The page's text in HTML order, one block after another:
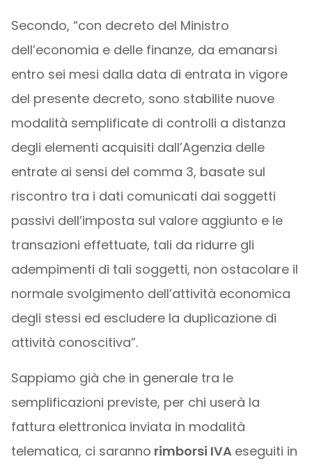
Secondo, “con decreto del Ministro
dell’economia e delle finanze, da emanarsi
entro sei mesi dalla data di entrata in vigore
del presente decreto, sono stabilite nuove
modalità semplificate di controlli a distanza
degli elementi acquisiti dall’Agenzia delle
entrate ai sensi del comma 3, basate sul
riscontro tra i dati comunicati dai soggetti
passivi dell’imposta sul valore aggiunto e le
transazioni effettuate, tali da ridurre gli
adempimenti di tali soggetti, non ostacolare il
normale svolgimento dell’attività economica
degli stessi ed escludere la duplicazione di
attività conoscitiva”.
Sappiamo già che in generale tra le
semplificazioni previste, per chi userà la
fattura elettronica inviata in modalità
telematica, ci saranno rimborsi IVA eseguiti in